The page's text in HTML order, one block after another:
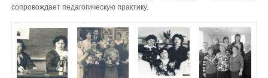
сопровождает педагогическую практику.